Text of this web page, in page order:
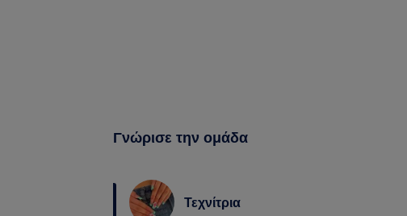
Γνώρισε την ομάδα
Τεχνίτρια